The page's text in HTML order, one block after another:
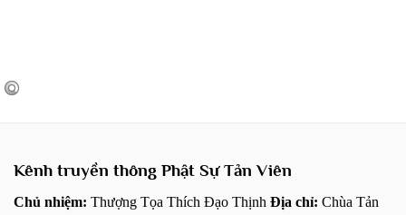
Kênh truyền thông Phật Sự Tản Viên
Chủ nhiệm: Thượng Tọa Thích Đạo Thịnh Địa chỉ: Chùa Tản